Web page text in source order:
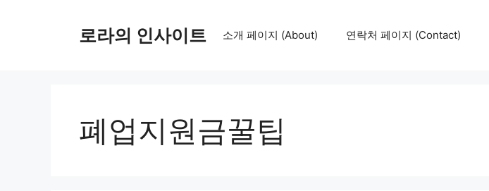
로라의 인사이트 소개 페이지 (About) 연락처 페이지 (Contact)
폐업지원금꿀팁